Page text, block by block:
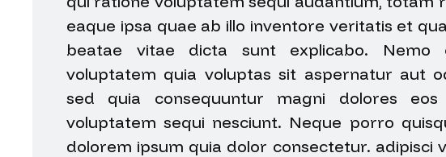
eaque ipsa quae ab illo inventore veritatis et
beatae vitae dicta sunt explicabo. Nemo
voluptatem quia voluptas sit aspernatur aut
sed quia consequuntur magni dolores
voluptatem sequi nesciunt. Neque porro
dolorem ipsum quia dolor consectetur. adipisci